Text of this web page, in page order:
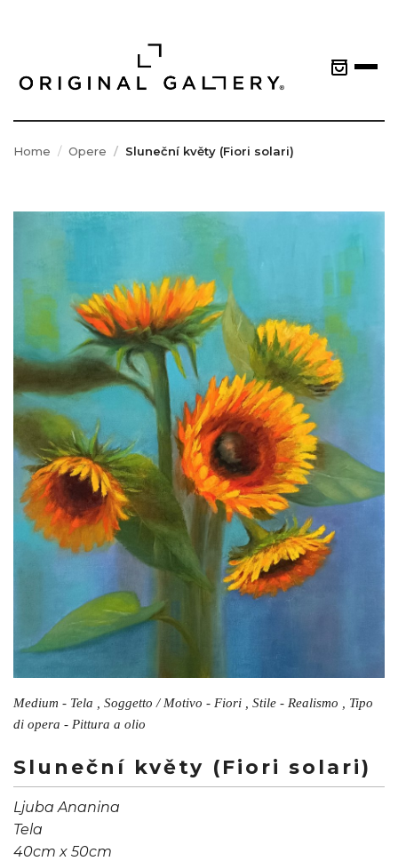
Home Opere Sluneční květy (Fiori solari)
Medium - Tela , Soggetto / Motivo - Fiori , Stile - Realismo , Tipo
di opera - Pittura a olio
Sluneční květy (Fiori solari)
Ljuba Ananina
Tela
40cm x 50cm